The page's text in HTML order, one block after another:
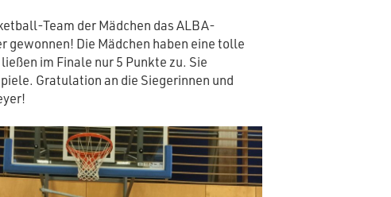
Team der Mädchen das ALBA-
gewonnen! Die Mädchen haben eine tolle
im Finale nur 5 Punkte zu. Sie
Gratulation an die Siegerinnen und